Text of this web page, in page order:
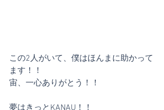
この2人がいて、僕はほんまに助かって
ます！！
宙、一心ありがとう！！
夢はきっとKANAU！！